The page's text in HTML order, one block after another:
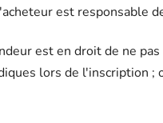
est responsable
est en droit de ne
lors de l'inscription ;